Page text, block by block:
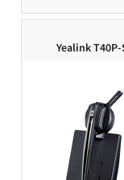
Yealink